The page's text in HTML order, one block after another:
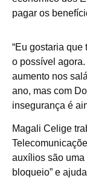
pagar os
“Eu gostaria
o possível
aumento nos
ano, mas com
insegurança é
Magali Celige
auxílios são uma
bloqueio” e